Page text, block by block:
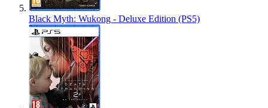
Black Myth: Wukong - Deluxe Edition (PS5)